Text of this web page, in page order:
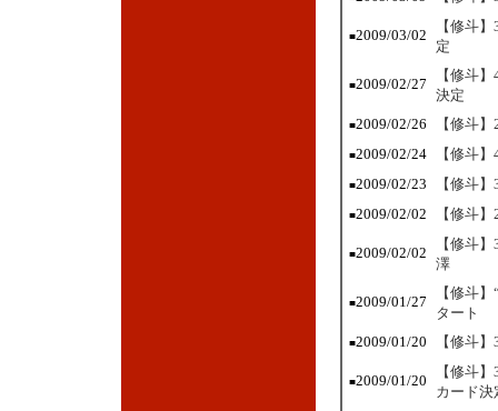
■2009/03/02
【修斗
定
■2009/02/27
【修斗
決定
■2009/02/26 【修斗
■2009/02/24 【修斗
■2009/02/23 【修斗
■2009/02/02 【修斗
■2009/02/02
【修斗
澤
■2009/01/27
【修斗
タート
■2009/01/20 【修斗
■2009/01/20
【修斗
カード決